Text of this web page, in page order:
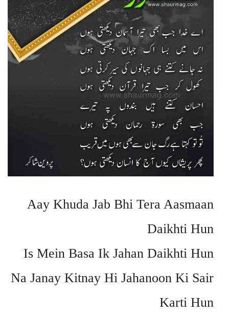
Aay Khuda Jab Bhi Tera Aasmaan
Daikhti Hun
Is Mein Basa Ik Jahan Daikhti Hun
Na Janay Kitnay Hi Jahanoon Ki Sair
Karti Hun